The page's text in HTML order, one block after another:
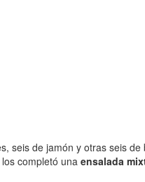
seis de jamón y otras seis de
completó una ensalada